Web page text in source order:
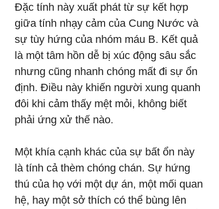
Đặc tính này xuất phát từ sự kết hợp
giữa tính nhạy cảm của Cung Nước và
sự tùy hứng của nhóm máu B. Kết quả
là một tâm hồn dễ bị xúc động sâu sắc
nhưng cũng nhanh chóng mất đi sự ổn
định. Điều này khiến người xung quanh
đôi khi cảm thấy mệt mỏi, không biết
phải ứng xử thế nào.
Một khía cạnh khác của sự bất ổn này
là tính cả thèm chóng chán. Sự hứng
thú của họ với một dự án, một mối quan
hệ, hay một sở thích có thể bùng lên